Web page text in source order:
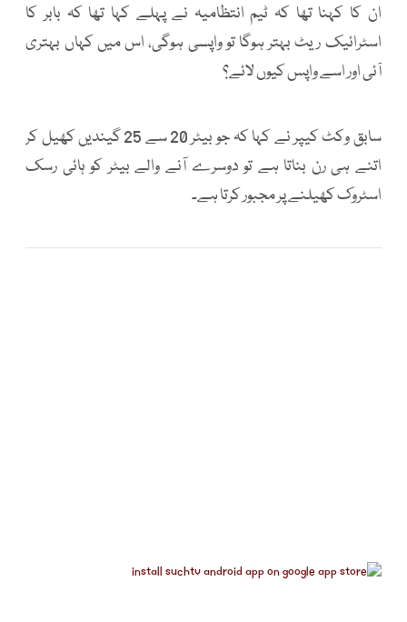
ان کا کہنا تھا کہ ٹیم انتظامیہ نے پہلے کہا تھا کہ بابر کا
اسٹرائیک ریٹ بہتر ہوگا تو واپسی ہوگی، اس میں کہاں بہتری
آئی اور اسے واپس کیوں لائے؟
سابق وکٹ کیپر نے کہا کہ جو بیٹر 20 سے 25 گیندیں کھیل کر
اتنے ہی رن بناتا ہے تو دوسرے آنے والے بیٹر کو ہائی رسک
اسٹروک کھیلنے پر مجبور کرتا ہے۔